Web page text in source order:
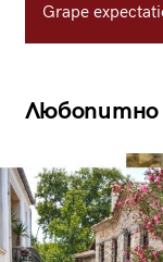
Grape
Любопитно